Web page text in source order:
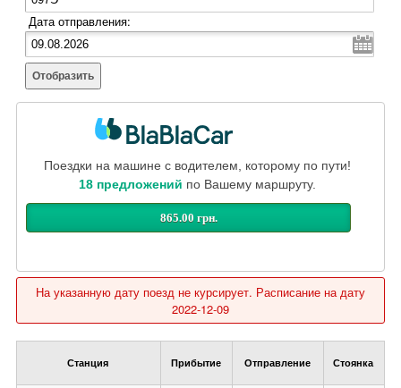
Дата отправления:
Отобразить
Поездки на машине с водителем, которому по пути!
18 предложений по Вашему маршруту.
865.00 грн.
На указанную дату поезд не курсирует. Расписание на дату
2022-12-09
Станция Прибытие Отправление Стоянка